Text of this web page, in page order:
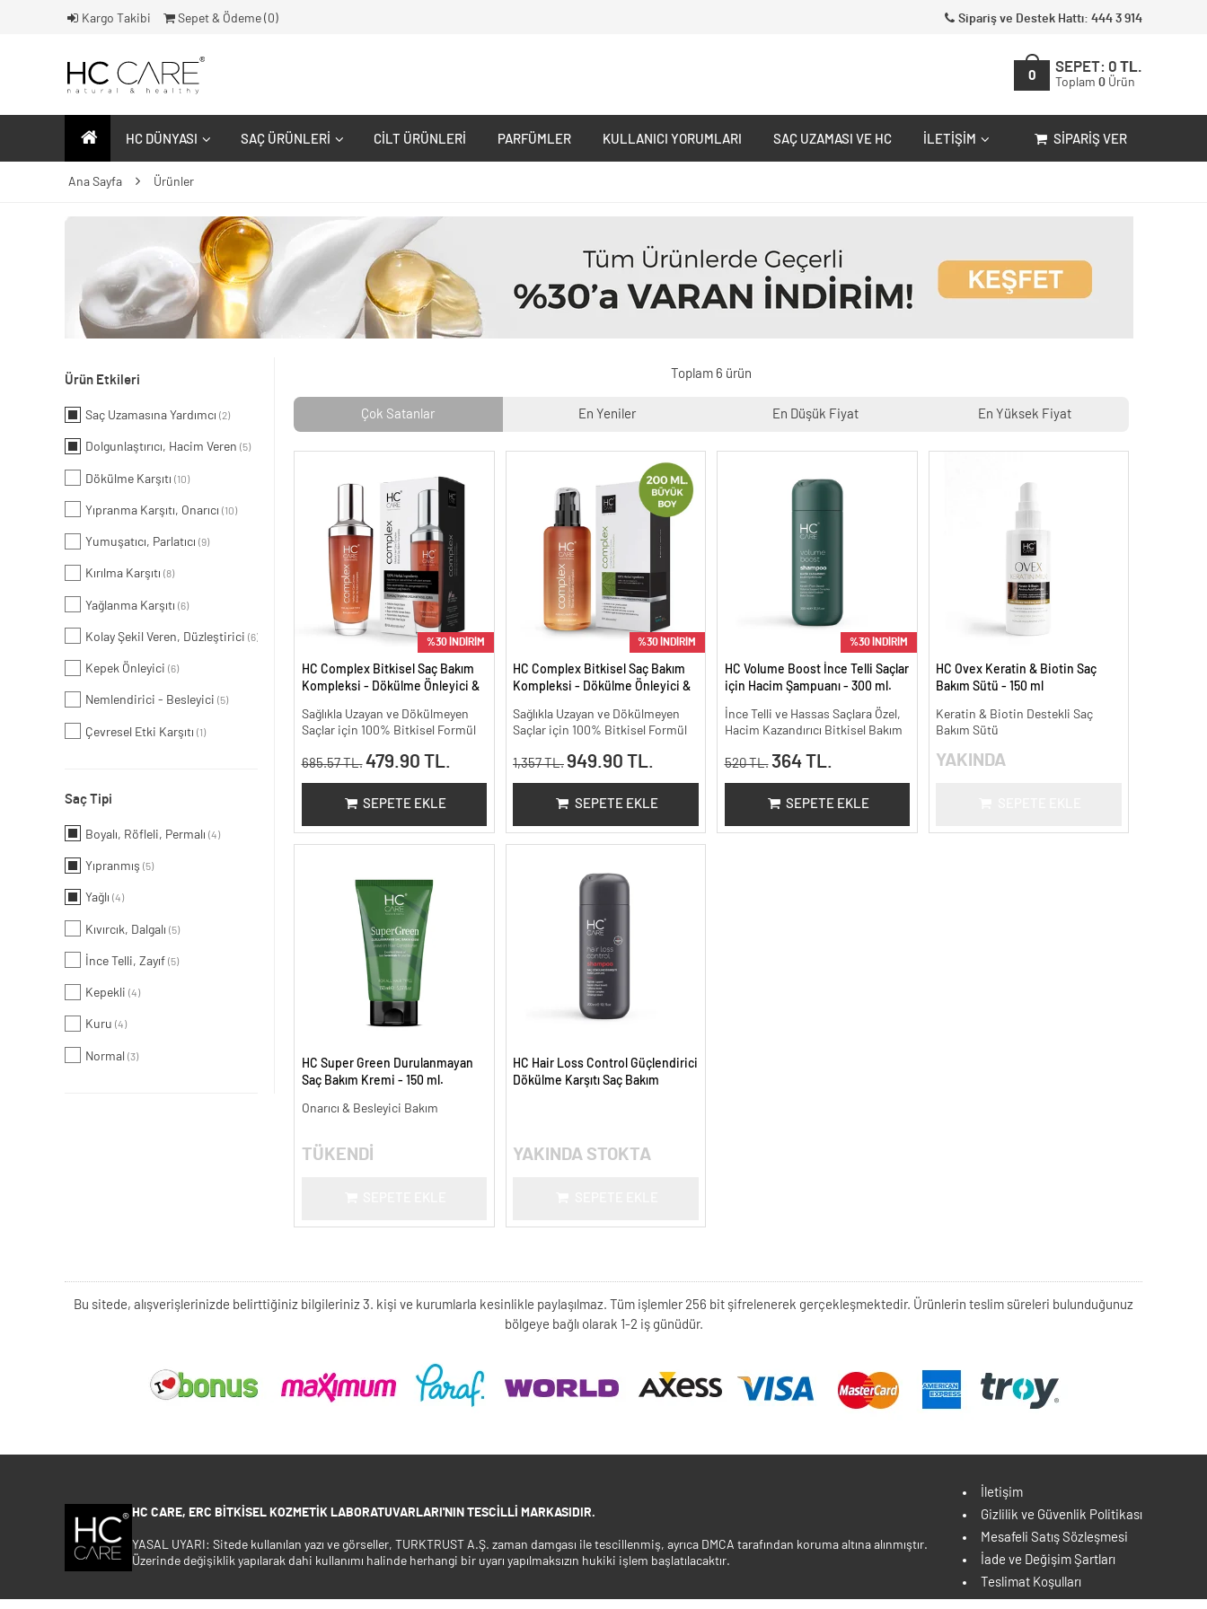
Kargo Takibi Sepet & Ödeme ( 0) Sipariş ve Destek Hattı: 444 3 914
0
SEPET: 0 TL.
Toplam 0 Ürün
HC DÜNYASI SAÇ ÜRÜNLERI CILT ÜRÜNLERI PARFÜMLER KULLANICI YORUMLARI SAÇ UZAMASI VE HC İLETIŞIM SIPARIŞ VER
Ana Sayfa Ürünler
Ürün Etkileri
Saç Uzamasına Yardımcı (2)
Dolgunlaştırıcı, Hacim Veren (5)
Dökülme Karşıtı (10)
Yıpranma Karşıtı, Onarıcı (10)
Yumuşatıcı, Parlatıcı (9)
Kırılma Karşıtı (8)
Yağlanma Karşıtı (6)
Kolay Şekil Veren, Düzleştirici (6)
Kepek Önleyici (6)
Nemlendirici - Besleyici (5)
Çevresel Etki Karşıtı (1)
Saç Tipi
Boyalı, Röfleli, Permalı (4)
Yıpranmış (5)
Yağlı (4)
Kıvırcık, Dalgalı (5)
İnce Telli, Zayıf (5)
Kepekli (4)
Kuru (4)
Normal (3)
Toplam 6 ürün
Çok Satanlar En Yeniler En Düşük Fiyat En Yüksek Fiyat
%30 İNDİRİM
HC Complex Bitkisel Saç Bakım
Kompleksi - Dökülme Önleyici &
100 ml
Sağlıkla Uzayan ve Dökülmeyen
Saçlar için 100% Bitkisel Formül
685.57 TL. 479.90 TL.
SEPETE EKLE
%30 İNDİRİM
HC Complex Bitkisel Saç Bakım
Kompleksi - Dökülme Önleyici &
200 ml.
Sağlıkla Uzayan ve Dökülmeyen
Saçlar için 100% Bitkisel Formül
1,357 TL. 949.90 TL.
SEPETE EKLE
%30 İNDİRİM
HC Volume Boost İnce Telli Saçlar
için Hacim Şampuanı - 300 ml.
İnce Telli ve Hassas Saçlara Özel,
Hacim Kazandırıcı Bitkisel Bakım
520 TL. 364 TL.
SEPETE EKLE
HC Ovex Keratin & Biotin Saç
Bakım Sütü - 150 ml
Keratin & Biotin Destekli Saç
Bakım Sütü
YAKINDA
HC Super Green Durulanmayan
Saç Bakım Kremi - 150 ml.
Onarıcı & Besleyici Bakım
TÜKENDİ
HC Hair Loss Control Güçlendirici
Dökülme Karşıtı Saç Bakım
YAKINDA STOKTA
Bu sitede, alışverişlerinizde belirttiğiniz bilgileriniz 3. kişi ve kurumlarla kesinlikle paylaşılmaz. Tüm işlemler 256 bit şifrelenerek gerçekleşmektedir. Ürünlerin teslim süreleri bulunduğunuz
bölgeye bağlı olarak 1-2 iş günüdür.
HC CARE, ERC BITKISEL KOZMETIK LABORATUVARLARI'NIN TESCILLI MARKASIDIR.
YASAL UYARI: Sitede kullanılan yazı ve görseller, TURKTRUST A.Ş. zaman damgası ile tescillenmiş, ayrıca DMCA tarafından koruma altına alınmıştır.
Üzerinde değişiklik yapılarak dahi kullanımı halinde herhangi bir uyarı yapılmaksızın hukiki işlem başlatılacaktır.
İletişim
Gizlilik ve Güvenlik Politikası
Mesafeli Satış Sözleşmesi
İade ve Değişim Şartları
Teslimat Koşulları